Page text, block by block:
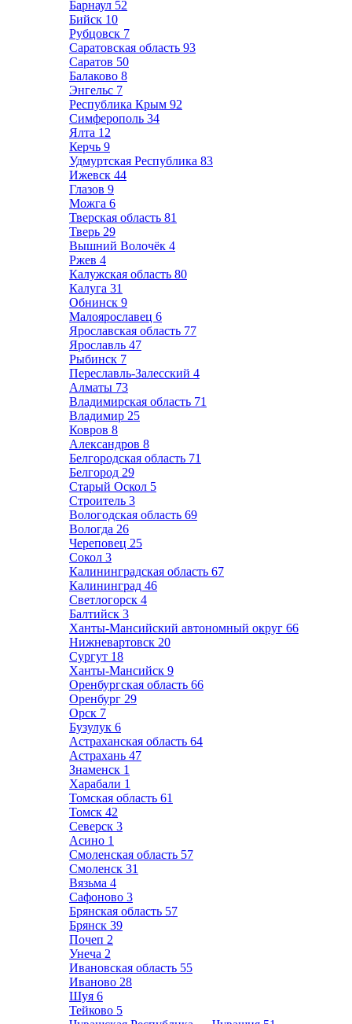
Барнаул 52
Бийск 10
Рубцовск 7
Саратовская область 93
Саратов 50
Балаково 8
Энгельс 7
Республика Крым 92
Симферополь 34
Ялта 12
Керчь 9
Удмуртская Республика 83
Ижевск 44
Глазов 9
Можга 6
Тверская область 81
Тверь 29
Вышний Волочёк 4
Ржев 4
Калужская область 80
Калуга 31
Обнинск 9
Малоярославец 6
Ярославская область 77
Ярославль 47
Рыбинск 7
Переславль-Залесский 4
Алматы 73
Владимирская область 71
Владимир 25
Ковров 8
Александров 8
Белгородская область 71
Белгород 29
Старый Оскол 5
Строитель 3
Вологодская область 69
Вологда 26
Череповец 25
Сокол 3
Калининградская область 67
Калининград 46
Светлогорск 4
Балтийск 3
Ханты-Мансийский автономный округ 66
Нижневартовск 20
Сургут 18
Ханты-Мансийск 9
Оренбургская область 66
Оренбург 29
Орск 7
Бузулук 6
Астраханская область 64
Астрахань 47
Знаменск 1
Харабали 1
Томская область 61
Томск 42
Северск 3
Асино 1
Смоленская область 57
Смоленск 31
Вязьма 4
Сафоново 3
Брянская область 57
Брянск 39
Почеп 2
Унеча 2
Ивановская область 55
Иваново 28
Шуя 6
Тейково 5